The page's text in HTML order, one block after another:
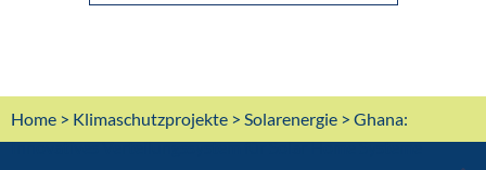
Home > Klimaschutzprojekte > Solarenergie > Ghana:
Innovatives Verteilungssystem für Solar Home Systeme